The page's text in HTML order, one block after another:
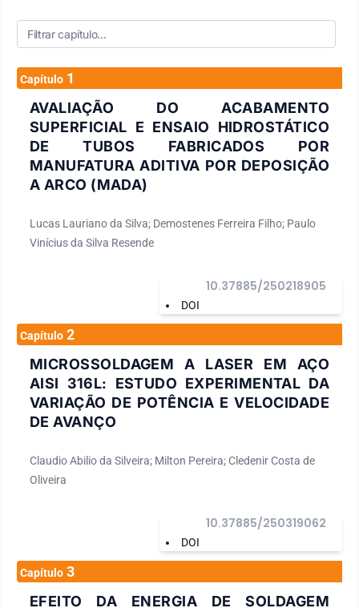
Capítulo 1
AVALIAÇÃO DO ACABAMENTO
SUPERFICIAL E ENSAIO HIDROSTÁTICO
DE TUBOS FABRICADOS POR
MANUFATURA ADITIVA POR DEPOSIÇÃO
A ARCO (MADA)
Lucas Lauriano da Silva; Demostenes Ferreira Filho; Paulo
Vinícius da Silva Resende
DOI
10.37885/250218905
Capítulo 2
MICROSSOLDAGEM A LASER EM AÇO
AISI 316L: ESTUDO EXPERIMENTAL DA
VARIAÇÃO DE POTÊNCIA E VELOCIDADE
DE AVANÇO
Claudio Abilio da Silveira; Milton Pereira; Cledenir Costa de
Oliveira
DOI
10.37885/250319062
Capítulo 3
EFEITO DA ENERGIA DE SOLDAGEM